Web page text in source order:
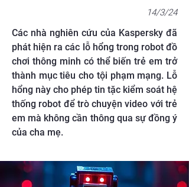
14/3/24
Các nhà nghiên cứu của Kaspersky đã
phát hiện ra các lỗ hổng trong robot đồ
chơi thông minh có thể biến trẻ em trở
thành mục tiêu cho tội phạm mạng. Lỗ
hổng này cho phép tin tặc kiểm soát hệ
thống robot để trò chuyện video với trẻ
em mà không cần thông qua sự đồng ý
của cha mẹ.